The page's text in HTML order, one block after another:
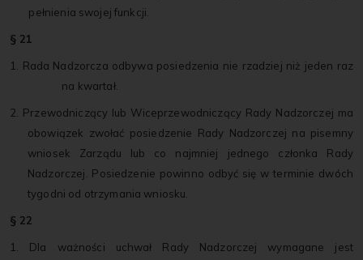
pełnienia swojej funkcji.
§ 21
1. Rada Nadzorcza odbywa posiedzenia nie rzadziej niż jeden raz
na kwartał.
2. Przewodniczący lub Wiceprzewodniczący Rady Nadzorczej ma
obowiązek zwołać posiedzenie Rady Nadzorczej na pisemny
wniosek Zarządu lub co najmniej jednego członka Rady
Nadzorczej. Posiedzenie powinno odbyć się w terminie dwóch
tygodni od otrzymania wniosku.
§ 22
1. Dla ważności uchwał Rady Nadzorczej wymagane jest